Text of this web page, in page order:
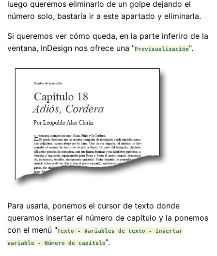
luego queremos eliminarlo de un golpe dejando el
número solo, bastaría ir a este apartado y eliminarla.
Si queremos ver cómo queda, en la parte inferiro de la
ventana, InDesign nos ofrece una "Previsualización".
Para usarla, ponemos el cursor de texto donde
queramos insertar el número de capítulo y la ponemos
con el menú "Texto - Variables de texto - Insertar
variable - Número de capítulo".